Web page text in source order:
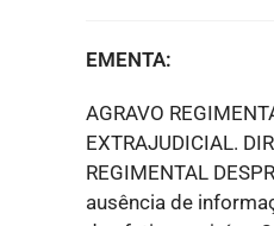
EMENTA:
AGRAVO
EXTRAJUDICIAL.
REGIMENTAL
ausência de